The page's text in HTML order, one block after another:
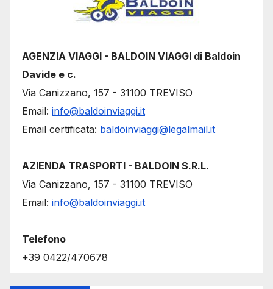
AGENZIA VIAGGI - BALDOIN VIAGGI di Baldoin
Davide e c.
Via Canizzano, 157 - 31100 TREVISO
Email: info@baldoinviaggi.it
Email certificata: baldoinviaggi@legalmail.it
AZIENDA TRASPORTI - BALDOIN S.R.L.
Via Canizzano, 157 - 31100 TREVISO
Email: info@baldoinviaggi.it
Telefono
+39 0422/470678